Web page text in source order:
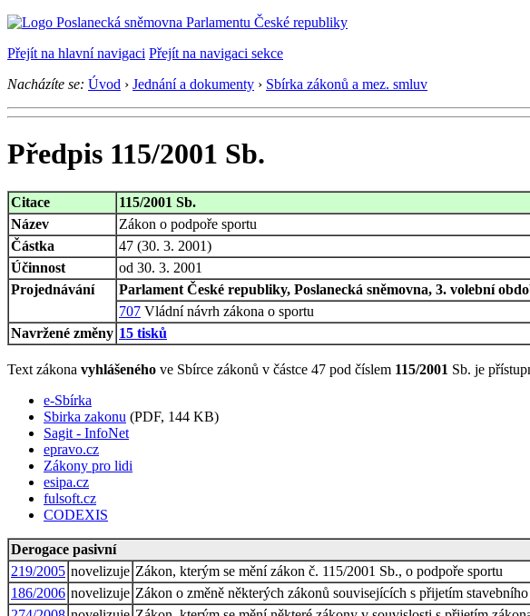
Přejít na hlavní navigaci Přejít na navigaci sekce
Nacházíte se: Úvod › Jednání a dokumenty › Sbírka zákonů a mez. smluv
Předpis 115/2001 Sb.
Citace
115/2001 Sb.
Název
Zákon o podpoře sportu
Částka
47 (30. 3. 2001)
Účinnost
od 30. 3. 2001
Projednávání
Parlament České republiky, Poslanecká sněmovna, 3. volební
707 Vládní návrh zákona o sportu
Navržené změny 15 tisků
Text zákona vyhlášeného ve Sbírce zákonů v částce 47 pod číslem 115/2001 Sb. je
e-Sbírka
Sbirka zakonu (PDF, 144 KB)
Sagit - InfoNet
epravo.cz
Zákony pro lidi
esipa.cz
fulsoft.cz
CODEXIS
Derogace pasivní
219/2005 novelizuje Zákon, kterým se mění zákon č. 115/2001 Sb., o podpoře sportu
186/2006 novelizuje Zákon o změně některých zákonů souvisejících s přijetím